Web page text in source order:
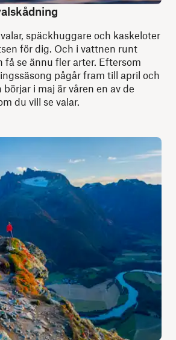
späckhuggare och kaskeloter
för dig. Och i vattnen runt
få se ännu fler arter. Eftersom
pågår fram till april och
i maj är våren en av de
du vill se valar.